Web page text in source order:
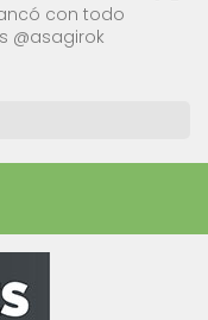
con todo
@asagirok